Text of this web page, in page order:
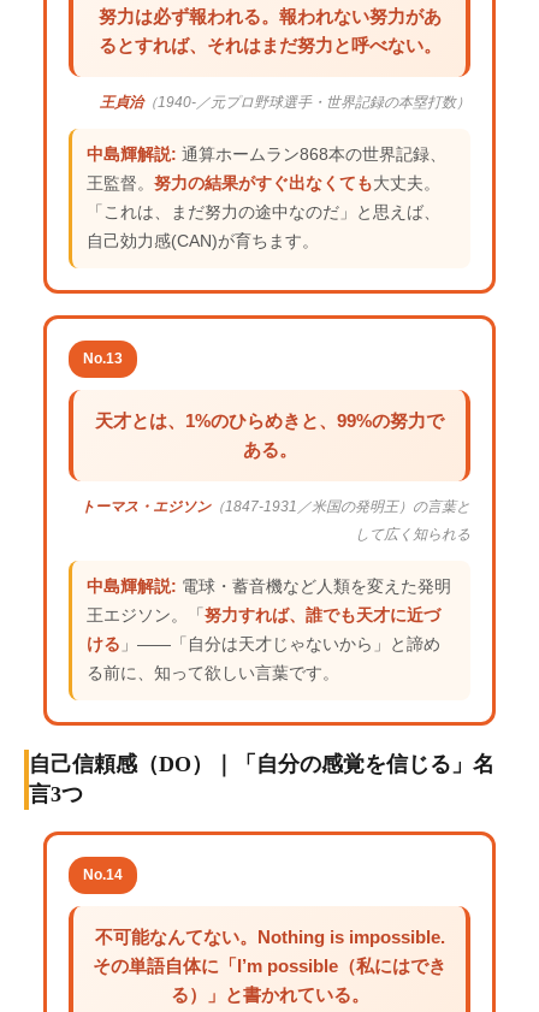
努力は必ず報われる。報われない努力があ
るとすれば、それはまだ努力と呼べない。
王貞治（1940-／元プロ野球選手・世界記録の本塁打数）
中島輝解説: 通算ホームラン868本の世界記録、
王監督。 努力の結果がすぐ出なくても大丈夫。
「これは、まだ努力の途中なのだ」と思えば、
自己効力感(CAN)が育ちます。
No.13
天才とは、1%のひらめきと、99%の努力で
ある。
トーマス・エジソン（1847-1931／米国の発明王）の言葉と
して広く知られる
中島輝解説: 電球・蓄音機など人類を変えた発明
王エジソン。「 努力すれば、誰でも天才に近づ
ける 」——「自分は天才じゃないから」と諦め
る前に、知って欲しい言葉です。
自己信頼感（DO）｜「自分の感覚を信じる」名
言3つ
No.14
不可能なんてない。Nothing is impossible.
その単語自体に「I’m possible（私にはでき
る）」と書かれている。